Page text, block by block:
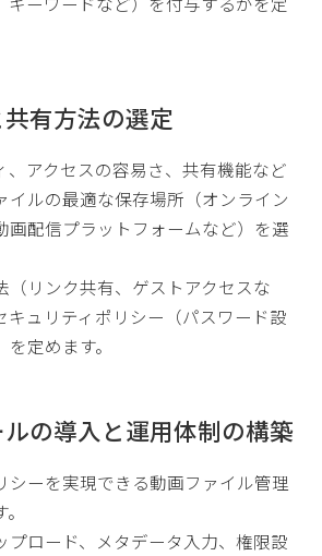
有方法の選定
、アクセスの容易さ、共有機能など
イルの最適な保存場所（オンライン
画配信プラットフォームなど）を選
（リンク共有、ゲストアクセスな
キュリティポリシー（パスワード設
定めます。
の導入と運用体制の構築
シーを実現できる動画ファイル管理
プロード、メタデータ入力、権限設